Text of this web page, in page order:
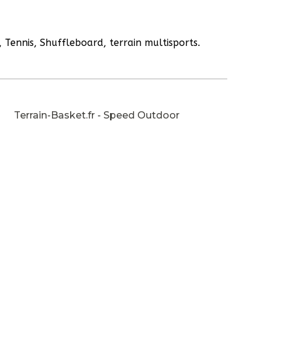
Shuffleboard, terrain multisports.